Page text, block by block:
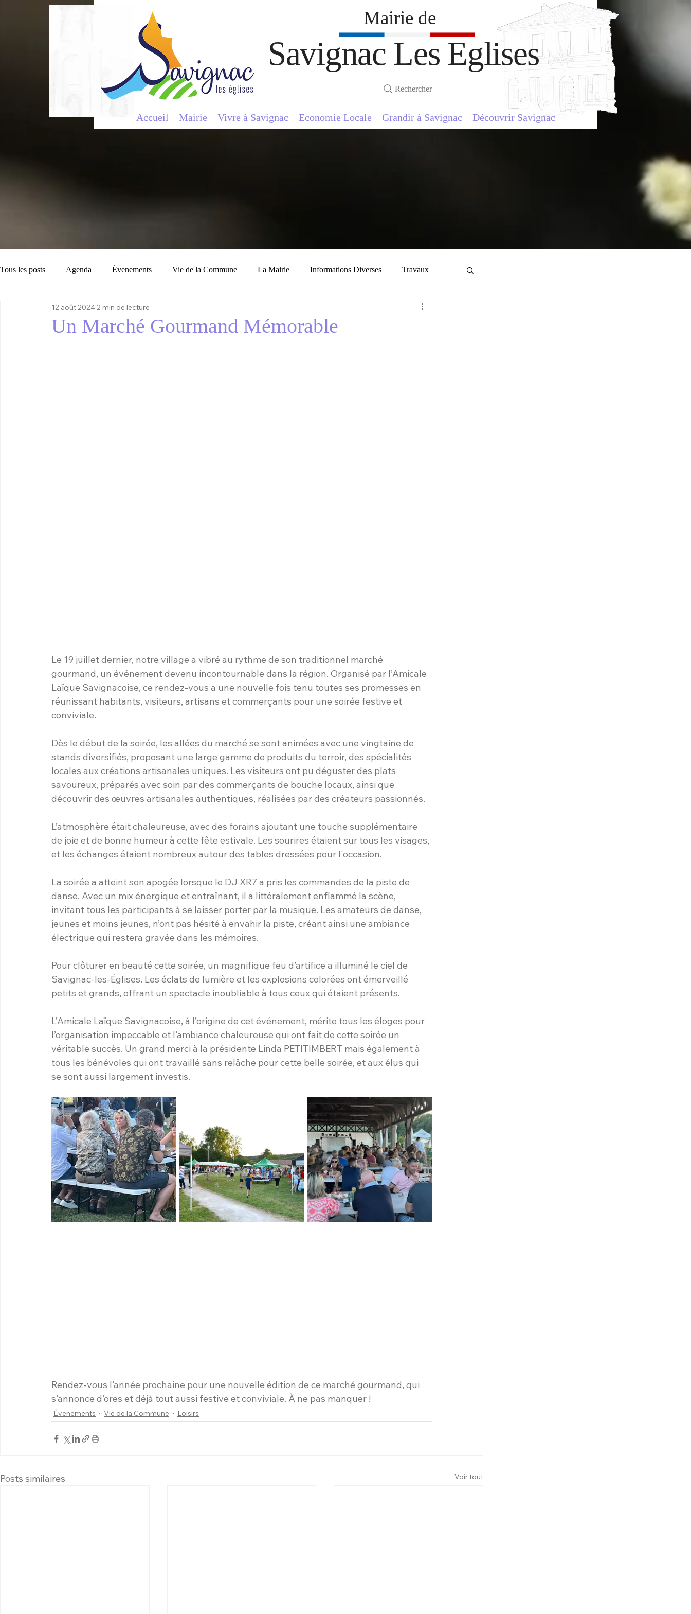
Savignac Les Eglises
Accueil Mairie Vivre à Savignac Economie Locale Grandir à Savignac Découvrir Savignac
Mairie de
Rechercher
Tous les posts Agenda Évenements Vie de la Commune La Mairie Informations Diverses Travaux
Tourisme Consignes
Un Marché Gourmand Mémorable
12 août 2024 2 min de lecture
Le 19 juillet dernier, notre village a vibré au rythme de son traditionnel marché
gourmand, un événement devenu incontournable dans la région. Organisé par l’Amicale
Laïque Savignacoise, ce rendez-vous a une nouvelle fois tenu toutes ses promesses en
réunissant habitants, visiteurs, artisans et commerçants pour une soirée festive et
conviviale.
Dès le début de la soirée, les allées du marché se sont animées avec une vingtaine de
stands diversifiés, proposant une large gamme de produits du terroir, des spécialités
locales aux créations artisanales uniques. Les visiteurs ont pu déguster des plats
savoureux, préparés avec soin par des commerçants de bouche locaux, ainsi que
découvrir des œuvres artisanales authentiques, réalisées par des créateurs passionnés.
L’atmosphère était chaleureuse, avec des forains ajoutant une touche supplémentaire
de joie et de bonne humeur à cette fête estivale. Les sourires étaient sur tous les visages,
et les échanges étaient nombreux autour des tables dressées pour l'occasion.
La soirée a atteint son apogée lorsque le DJ XR7 a pris les commandes de la piste de
danse. Avec un mix énergique et entraînant, il a littéralement enflammé la scène,
invitant tous les participants à se laisser porter par la musique. Les amateurs de danse,
jeunes et moins jeunes, n’ont pas hésité à envahir la piste, créant ainsi une ambiance
électrique qui restera gravée dans les mémoires.
Pour clôturer en beauté cette soirée, un magnifique feu d’artifice a illuminé le ciel de
Savignac-les-Églises. Les éclats de lumière et les explosions colorées ont émerveillé
petits et grands, offrant un spectacle inoubliable à tous ceux qui étaient présents.
L’Amicale Laïque Savignacoise, à l’origine de cet événement, mérite tous les éloges pour
l’organisation impeccable et l’ambiance chaleureuse qui ont fait de cette soirée un
véritable succès. Un grand merci à la présidente Linda PETITIMBERT mais également à
tous les bénévoles qui ont travaillé sans relâche pour cette belle soirée, et aux élus qui
se sont aussi largement investis.
Rendez-vous l’année prochaine pour une nouvelle édition de ce marché gourmand, qui
s’annonce d’ores et déjà tout aussi festive et conviviale. À ne pas manquer !
Évenements Vie de la Commune Loisirs
Posts similaires Voir tout